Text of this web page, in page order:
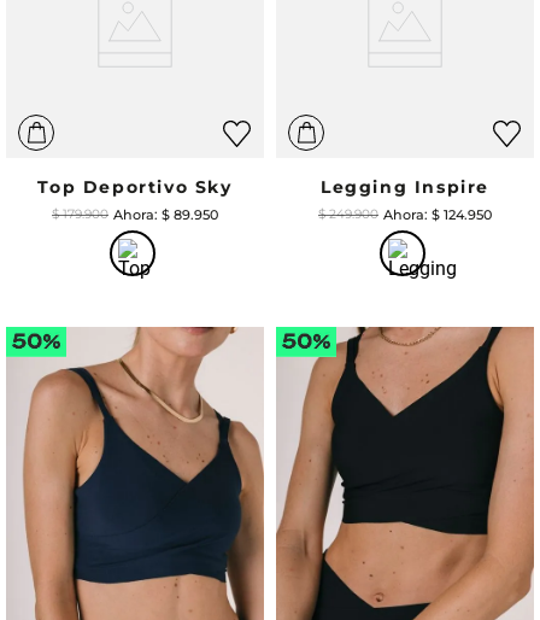
Top Deportivo Sky
$ 179.900 $ 89.950
Legging Inspire
$ 249.900 $ 124.950